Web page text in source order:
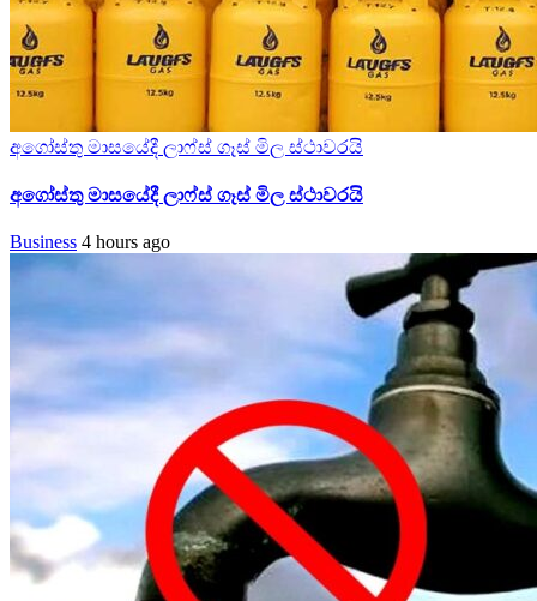
අගෝස්තු මාසයේදී ලාෆ්ස් ගෑස් මිල ස්ථාවරයි
අගෝස්තු මාසයේදී ලාෆ්ස් ගෑස් මිල ස්ථාවරයි
Business 4 hours ago